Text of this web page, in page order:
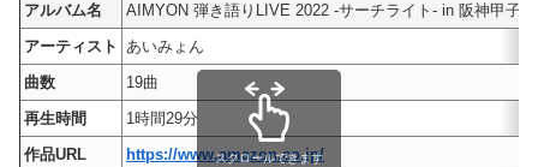
アルバム名
AIMYON 弾き語りLIVE 2022 -サーチライト- in 阪神甲子
アーティスト
あいみょん
曲数
19曲
再生時間
1時間29分
作品URL
https://www.amazon.co.jp/
スクロールできます